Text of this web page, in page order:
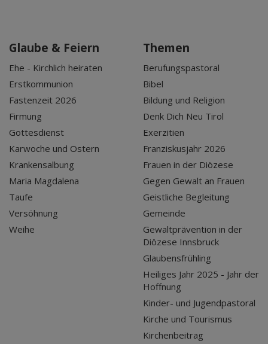
Glaube & Feiern
Ehe - Kirchlich heiraten
Erstkommunion
Fastenzeit 2026
Firmung
Gottesdienst
Karwoche und Ostern
Krankensalbung
Maria Magdalena
Taufe
Versöhnung
Weihe
Themen
Berufungspastoral
Bibel
Bildung und Religion
Denk Dich Neu Tirol
Exerzitien
Franziskusjahr 2026
Frauen in der Diözese
Gegen Gewalt an Frauen
Geistliche Begleitung
Gemeinde
Gewaltprävention in der
Diözese Innsbruck
Glaubensfrühling
Heiliges Jahr 2025 - Jahr der
Hoffnung
Kinder- und Jugendpastoral
Kirche und Tourismus
Kirchenbeitrag